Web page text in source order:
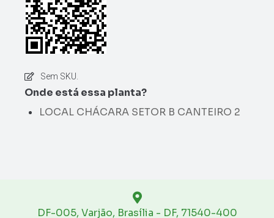
Sem SKU.
Onde está essa planta?
LOCAL CHÁCARA SETOR B CANTEIRO 2
DF-005, Varjão, Brasília - DF, 71540-400